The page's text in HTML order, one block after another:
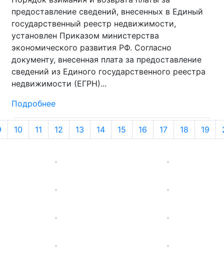
предоставление сведений, внесенных в Единый
государственный реестр недвижимости,
установлен Приказом министерства
экономического развития РФ. Согласно
документу, внесенная плата за предоставление
сведений из Единого государственного реестра
недвижимости (ЕГРН)...
Подробнее
10 11 12 13 14 15 16 17 18 19